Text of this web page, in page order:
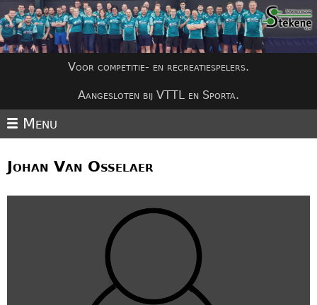
Jump to navigation
Voor competitie- en recreatiespelers.
Aangesloten bij VTTL en Sporta.
Menu
Johan Van Osselaer